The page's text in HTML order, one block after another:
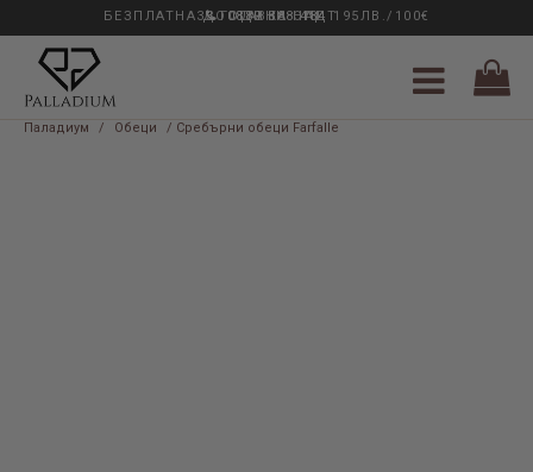
33 ГОДИНИ ОПИТ
БЕЗПЛАТНА ДОСТАВКА НАД 195ЛВ./100€
0889 888 484
Паладиум / Обеци / Сребърни обеци Farfalle